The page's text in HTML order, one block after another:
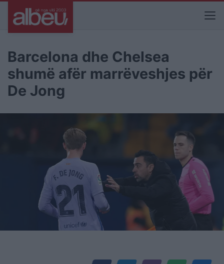
Barcelona dhe Chelsea
shumë afër marrëveshjes për
De Jong